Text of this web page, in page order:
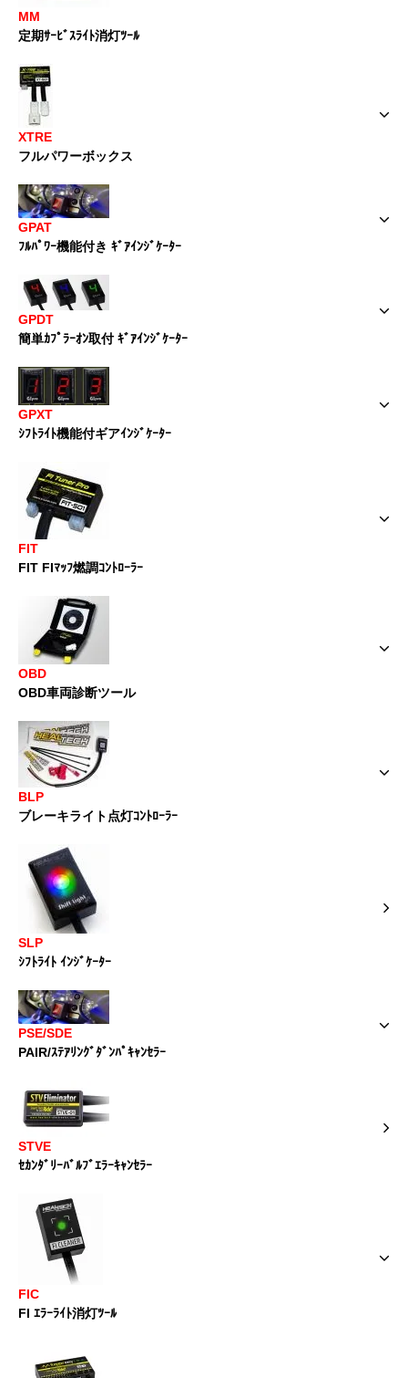
MM
定期ｻｰﾋﾞｽﾗｲﾄ消灯ﾂｰﾙ
XTRE
フルパワーボックス
GPAT
ﾌﾙﾊﾟﾜｰ機能付き ｷﾞｱｲﾝｼﾞｹｰﾀｰ
GPDT
簡単ｶﾌﾟﾗｰｵﾝ取付 ｷﾞｱｲﾝｼﾞｹｰﾀｰ
GPXT
ｼﾌﾄﾗｲﾄ機能付ギアｲﾝｼﾞｹｰﾀｰ
FIT
FIT FIﾏｯﾌ燃調ｺﾝﾄﾛｰﾗｰ
OBD
OBD車両診断ツール
BLP
ブレーキライト点灯ｺﾝﾄﾛｰﾗｰ
SLP
ｼﾌﾄﾗｲﾄ ｲﾝｼﾞｹｰﾀｰ
PSE/SDE
PAIR/ｽﾃｱﾘﾝｸﾞﾀﾞﾝﾊﾟｷｬﾝｾﾗｰ
STVE
ｾｶﾝﾀﾞﾘｰﾊﾞﾙﾌﾞｴﾗｰｷｬﾝｾﾗｰ
FIC
FI ｴﾗｰﾗｲﾄ消灯ﾂｰﾙ